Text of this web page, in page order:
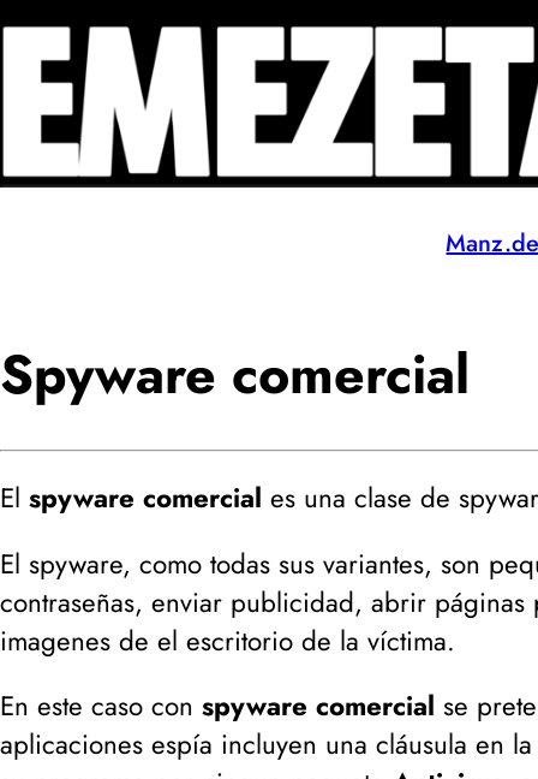
Spyware comercial
El spyware comercial es una clase de
El spyware, como todas sus variantes, son
contraseñas, enviar publicidad, abrir
imagenes de el escritorio de la víctima.
En este caso con spyware comercial se
aplicaciones espía incluyen una cláusula en